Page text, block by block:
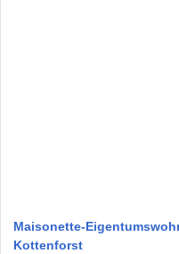
Maisonette-
Kottenforst